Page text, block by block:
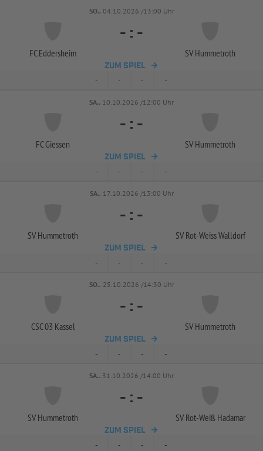
SO.. 04.10.2026 /13:00 Uhr
FC Eddersheim
- : -
SV Hummetroth
ZUM SPIEL
- - - -
SA.. 10.10.2026 /12:00 Uhr
FC Giessen
- : -
SV Hummetroth
ZUM SPIEL
- - - -
SA.. 17.10.2026 /13:00 Uhr
SV Hummetroth
- : -
SV Rot-Weiss Walldorf
ZUM SPIEL
- - - -
SO.. 25.10.2026 /14:30 Uhr
CSC 03 Kassel
- : -
SV Hummetroth
ZUM SPIEL
- - - -
SA.. 31.10.2026 /14:00 Uhr
SV Hummetroth
- : -
SV Rot-Weiß Hadamar
ZUM SPIEL
- - - -